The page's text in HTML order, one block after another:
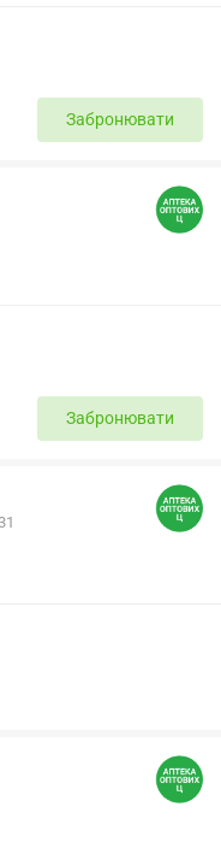
Забронювати
Забронювати